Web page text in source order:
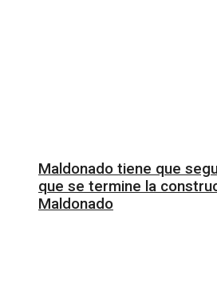
Maldonado tiene que
que se termine la
Maldonado